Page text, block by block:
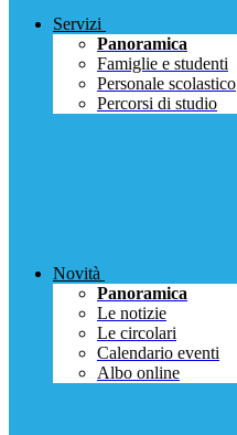
Servizi
Panoramica
Famiglie e studenti
Personale scolastico
Percorsi di studio
Novità
Panoramica
Le notizie
Le circolari
Calendario eventi
Albo online